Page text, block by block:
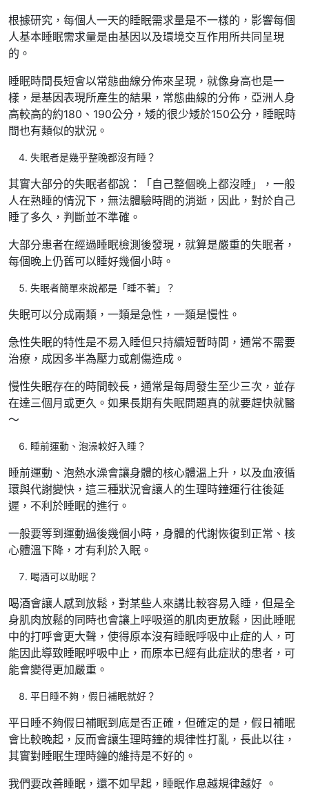
根據研究，每個人一天的睡眠需求量是不一樣的，影響每個
人基本睡眠需求量是由基因以及環境交互作用所共同呈現
的。
睡眠時間長短會以常態曲線分佈來呈現，就像身高也是一
樣，是基因表現所產生的結果，常態曲線的分佈，亞洲人身
高較高的約180、190公分，矮的很少矮於150公分，睡眠時
間也有類似的狀況。
失眠者是幾乎整晚都沒有睡？
其實大部分的失眠者都說：「自己整個晚上都沒睡」，一般
人在熟睡的情況下，無法體驗時間的消逝，因此，對於自己
睡了多久，判斷並不準確。
大部分患者在經過睡眠檢測後發現，就算是嚴重的失眠者，
每個晚上仍舊可以睡好幾個小時。
失眠者簡單來說都是「睡不著」？
失眠可以分成兩類，一類是急性，一類是慢性。
急性失眠的特性是不易入睡但只持續短暫時間，通常不需要
治療，成因多半為壓力或創傷造成。
慢性失眠存在的時間較長，通常是每周發生至少三次，並存
在達三個月或更久。如果長期有失眠問題真的就要趕快就醫
～
睡前運動、泡澡較好入睡？
睡前運動、泡熱水澡會讓身體的核心體溫上升，以及血液循
環與代謝變快，這三種狀況會讓人的生理時鐘運行往後延
遲，不利於睡眠的進行。
一般要等到運動過後幾個小時，身體的代謝恢復到正常、核
心體溫下降，才有利於入眠。
喝酒可以助眠？
喝酒會讓人感到放鬆，對某些人來講比較容易入睡，但是全
身肌肉放鬆的同時也會讓上呼吸道的肌肉更放鬆，因此睡眠
中的打呼會更大聲，使得原本沒有睡眠呼吸中止症的人，可
能因此導致睡眠呼吸中止，而原本已經有此症狀的患者，可
能會變得更加嚴重。
平日睡不夠，假日補眠就好？
平日睡不夠假日補眠到底是否正確，但確定的是，假日補眠
會比較晚起，反而會讓生理時鐘的規律性打亂，長此以往，
其實對睡眠生理時鐘的維持是不好的。
我們要改善睡眠，還不如早起，睡眠作息越規律越好 。